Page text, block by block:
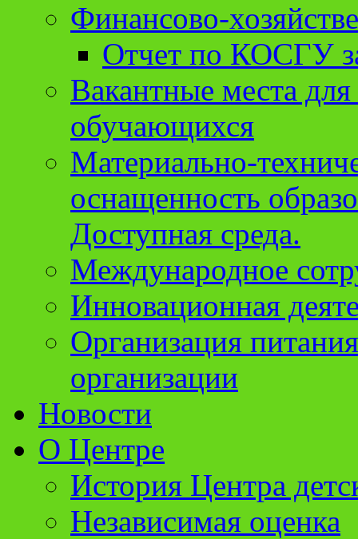
Финансово-
Отчет по КОСГУ
Вакантные места
обучающихся
Материально-
оснащенность
Доступная среда.
Международное
Инновационная
Организация
организации
Новости
О Центре
История Центра
Независимая оценка